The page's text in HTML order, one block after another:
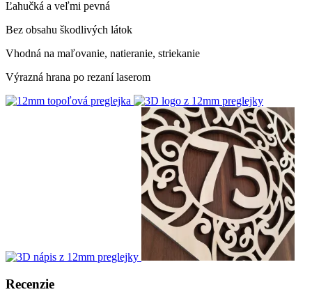
Ľahučká a veľmi pevná
Bez obsahu škodlivých látok
Vhodná na maľovanie, natieranie, striekanie
Výrazná hrana po rezaní laserom
Recenzie